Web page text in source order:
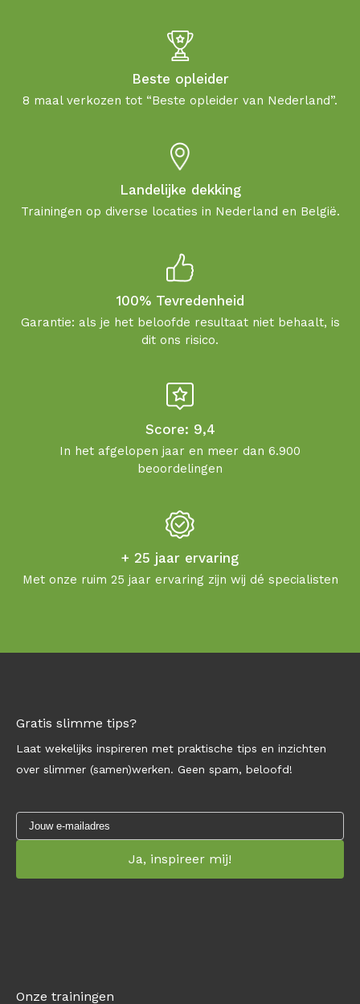
Beste opleider
8 maal verkozen tot “Beste opleider van Nederland”.
Landelijke dekking
Trainingen op diverse locaties in Nederland en België.
100% Tevredenheid
Garantie: als je het beloofde resultaat niet behaalt, is
dit ons risico.
Score: 9,4
In het afgelopen jaar en meer dan 6.900
beoordelingen
+ 25 jaar ervaring
Met onze ruim 25 jaar ervaring zijn wij dé specialisten
Gratis slimme tips?
Laat wekelijks inspireren met praktische tips en inzichten
over slimmer (samen)werken. Geen spam, beloofd!
Onze trainingen